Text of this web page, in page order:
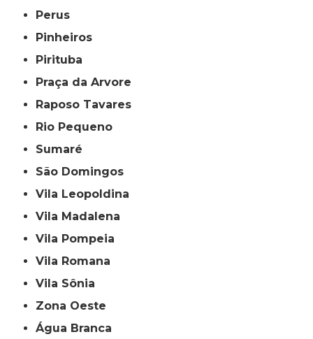
Perus
Pinheiros
Pirituba
Praça da Arvore
Raposo Tavares
Rio Pequeno
Sumaré
São Domingos
Vila Leopoldina
Vila Madalena
Vila Pompeia
Vila Romana
Vila Sônia
Zona Oeste
Água Branca